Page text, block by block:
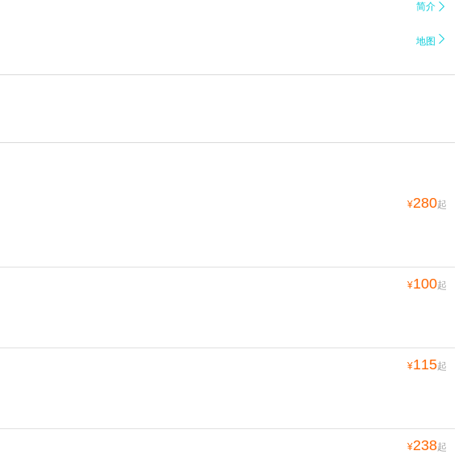
简介 
地图 
¥280起
¥100起
¥115起
¥238起